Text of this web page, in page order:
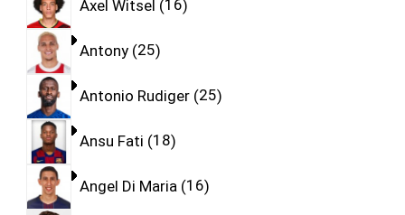
Axel Witsel 16
Antony 25
Antonio Rudiger 25
Ansu Fati 18
Angel Di Maria 16